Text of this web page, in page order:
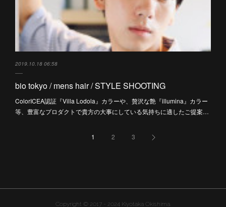
2019.10.18 06:58
bio tokyo / mens hair / STYLE SHOOTING
ColorICEA認証『Villa Lodola』カラーや、贅沢な艶『illumina』カラー
等、豊富なプロダクトで貴方の大事にしている気持ちに適したご提案…
1 2 3
Copyright ©︎ 2017 - 2024 Kiyotaka Okishima.